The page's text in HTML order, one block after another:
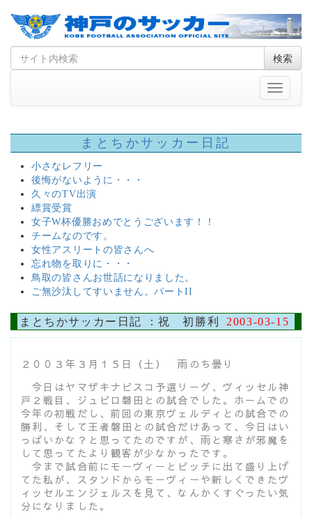
Skip
to
Search
for
検索
Toggle
まとちかサッカー日記
小さなレフリー
後悔がないように・・・
久々のTV出演
縹賞受賞
女子W杯優勝おめでとうございます！！
チームなのです。
女性アスリートの皆さんへ
忘れ物を取りに・・・
鳥取の皆さんお世話になりました。
ご無沙汰してすいません。パートII
まとちかサッカー日記 ：祝 初勝利 2003-03-15
２００３年３月１５日（土） 雨のち曇り
今日はヤマザキナビスコ予選リーグ、ヴィッセル神
戸２戦目、ジュビロ磐田との試合でした。ホームでの
今年の初戦だし、前回の東京ヴェルディとの試合での
勝利、そして王者磐田との試合だけあって、今日はい
っぱいかな？と思ってたのですが、雨と寒さが邪魔を
して思ってたより観客が少なかったです。
今まで試合前にモーヴィーとピッチに出て盛り上げ
てた私が、スタンドからモーヴィーや新しくできたヴ
ィッセルエンジェルスを見て、なんかくすぐったい気
分になりました。